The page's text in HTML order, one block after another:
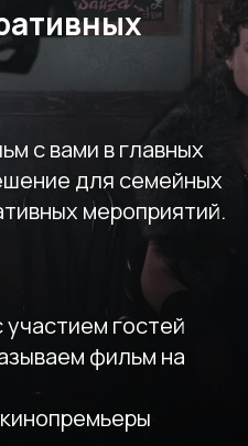
с вами в главных
для семейных
мероприятий.
гостей
фильм на